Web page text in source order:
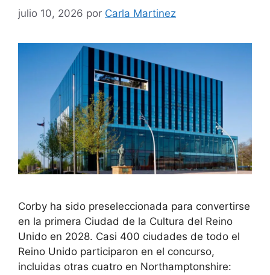
julio 10, 2026 por Carla Martinez
Corby ha sido preseleccionada para convertirse
en la primera Ciudad de la Cultura del Reino
Unido en 2028. Casi 400 ciudades de todo el
Reino Unido participaron en el concurso,
incluidas otras cuatro en Northamptonshire: